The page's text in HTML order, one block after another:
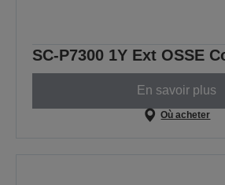
SC-P7300 1Y Ext OSSE
En savoir plus
Où acheter